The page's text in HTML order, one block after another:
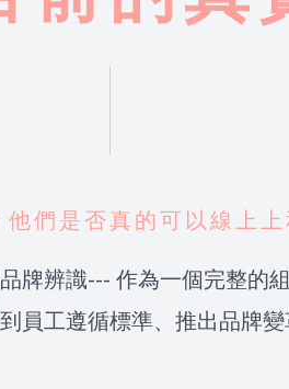
們是否真的可以線上
牌辨識--- 作為一個完整的
員工遵循標準、推出品牌